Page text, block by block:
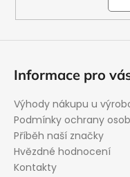
Informace pro
Výhody nákupu u
Podmínky ochrany
Příběh naší značky
Hvězdné hodnocení
Kontakty